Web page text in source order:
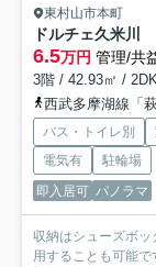
東村山市本町
ドルチェ久米川
6.5万円 管理/共
3階 / 42.93㎡ /
西武多摩湖線「
バス・トイレ別
電気有
駐輪場
即入居可 パノラマ
収納はシューズボ
用することも可能